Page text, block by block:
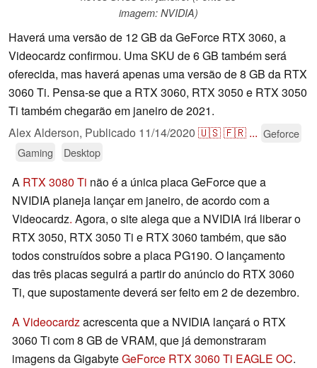
imagem: NVIDIA)
Haverá uma versão de 12 GB da GeForce RTX 3060, a
Videocardz confirmou. Uma SKU de 6 GB também será
oferecida, mas haverá apenas uma versão de 8 GB da RTX
3060 Ti. Pensa-se que a RTX 3060, RTX 3050 e RTX 3050
Ti também chegarão em janeiro de 2021.
Alex Alderson, Publicado 11/14/2020 🇺🇸🇫🇷 ... Geforce
Gaming
Desktop
A RTX 3080 Ti não é a única placa GeForce que a
NVIDIA planeja lançar em janeiro, de acordo com a
Videocardz. Agora, o site alega que a NVIDIA irá liberar o
RTX 3050, RTX 3050 Ti e RTX 3060 também, que são
todos construídos sobre a placa PG190. O lançamento
das três placas seguirá a partir do anúncio do RTX 3060
Ti, que supostamente deverá ser feito em 2 de dezembro.
A Videocardzacrescenta que a NVIDIA lançará o RTX
3060 Ti com 8 GB de VRAM, que já demonstraram
imagens da GigabyteGeForce RTX 3060 Ti EAGLE OC.